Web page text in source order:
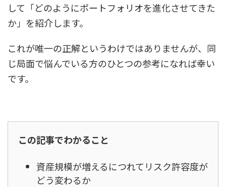
して「どのようにポートフォリオを進化させてきた
か」を紹介します。
これが唯一の正解というわけではありませんが、同
じ局面で悩んでいる方のひとつの参考になれば幸い
です。
この記事でわかること
資産規模が増えるにつれてリスク許容度が
どう変わるか